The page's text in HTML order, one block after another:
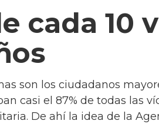
cada 10
son los ciudadanos
casi el 87% de todas las
De ahí la idea de la